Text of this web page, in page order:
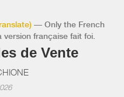
— Only the French
française fait foi.
de Vente